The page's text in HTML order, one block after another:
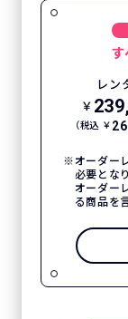
レン
￥
（税込 ￥
オーダー
必要とな
オーダー
る商品を